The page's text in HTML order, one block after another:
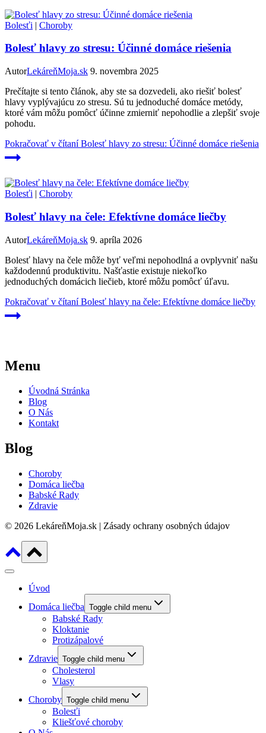
Bolesťi | Choroby
Bolesť hlavy zo stresu: Účinné domáce riešenia
AutorLekáreňMoja.sk 9. novembra 2025
Prečítajte si tento článok, aby ste sa dozvedeli, ako riešiť bolesť
hlavy vyplývajúcu zo stresu. Sú tu jednoduché domáce metódy,
ktoré vám môžu pomôcť účinne zmierniť nepohodlie a zlepšiť svoje
pohodu.
Pokračovať v čítaníBolesť hlavy zo stresu: Účinné domáce riešenia
Bolesťi | Choroby
Bolesť hlavy na čele: Efektívne domáce liečby
AutorLekáreňMoja.sk 9. apríla 2026
Bolesť hlavy na čele môže byť veľmi nepohodlná a ovplyvniť našu
každodennú produktivitu. Našťastie existuje niekoľko
jednoduchých domácich liečieb, ktoré môžu pomôcť úľavu.
Pokračovať v čítaníBolesť hlavy na čele: Efektívne domáce liečby
Menu
Úvodná Stránka
Blog
O Nás
Kontakt
Blog
Choroby
Domáca liečba
Babské Rady
Zdravie
© 2026 LekáreňMoja.sk | Zásady ochrany osobných údajov
Úvod
Domáca liečba Toggle child menu
Babské Rady
Kloktanie
Protizápalové
Zdravie Toggle child menu
Cholesterol
Vlasy
Choroby Toggle child menu
Bolesťi
Kliešťové choroby